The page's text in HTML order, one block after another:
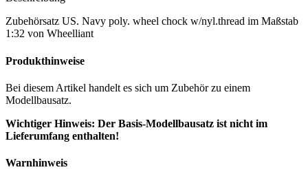
Zubehörsatz US. Navy poly. wheel chock w/nyl.thread im Maßstab
1:32 von Wheelliant
Produkthinweise
Bei diesem Artikel handelt es sich um Zubehör zu einem
Modellbausatz.
Wichtiger Hinweis: Der Basis-Modellbausatz ist nicht im
Lieferumfang enthalten!
Warnhinweis